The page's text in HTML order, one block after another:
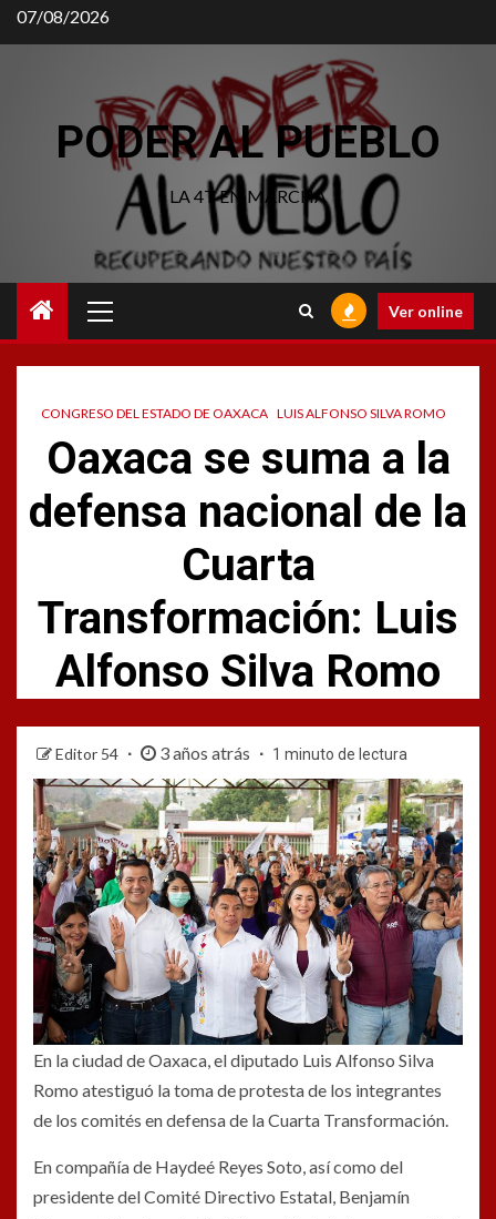
Saltar
al
07/08/2026
PODER AL PUEBLO
LA 4T EN MARCHA
principal
Ver online
CONGRESO DEL ESTADO DE OAXACA LUIS ALFONSO SILVA ROMO
Oaxaca se suma a la
defensa nacional de la
Cuarta
Transformación: Luis
Alfonso Silva Romo
Editor 54 3 años atrás 1 minuto de lectura
En la ciudad de Oaxaca, el diputado Luis Alfonso Silva
Romo atestiguó la toma de protesta de los integrantes
de los comités en defensa de la Cuarta Transformación.
En compañía de Haydeé Reyes Soto, así como del
presidente del Comité Directivo Estatal, Benjamín